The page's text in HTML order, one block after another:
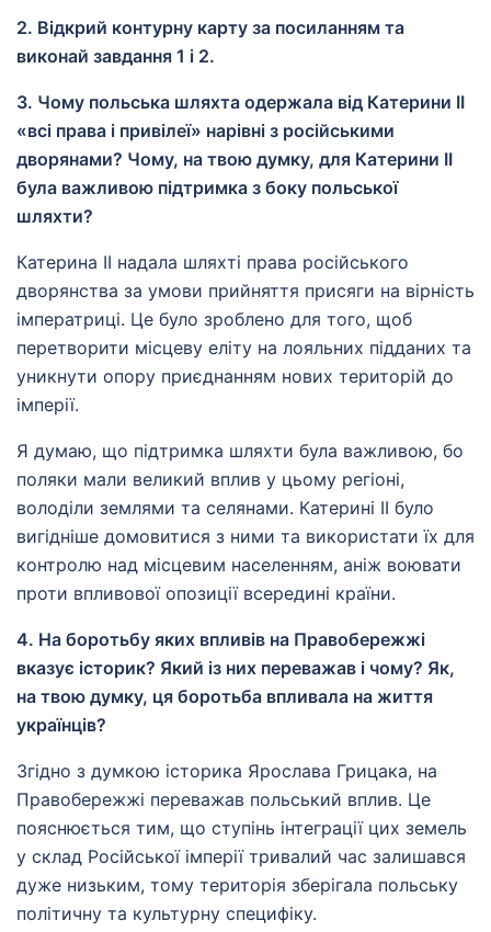
2. Відкрий контурну карту за посиланням та
виконай завдання 1 і 2.
3. Чому польська шляхта одержала від Катерини ІІ
«всі права і привілеї» нарівні з російськими
дворянами? Чому, на твою думку, для Катерини ІІ
була важливою підтримка з боку польської
шляхти?
Катерина ІІ надала шляхті права російського
дворянства за умови прийняття присяги на вірність
імператриці. Це було зроблено для того, щоб
перетворити місцеву еліту на лояльних підданих та
уникнути опору приєднанням нових територій до
імперії.
Я думаю, що підтримка шляхти була важливою, бо
поляки мали великий вплив у цьому регіоні,
володіли землями та селянами. Катерині ІІ було
вигідніше домовитися з ними та використати їх для
контролю над місцевим населенням, аніж воювати
проти впливової опозиції всередині країни.
4. На боротьбу яких впливів на Правобережжі
вказує історик? Який із них переважав і чому? Як,
на твою думку, ця боротьба впливала на життя
українців?
Згідно з думкою історика Ярослава Грицака, на
Правобережжі переважав польський вплив. Це
пояснюється тим, що ступінь інтеграції цих земель
у склад Російської імперії тривалий час залишався
дуже низьким, тому територія зберігала польську
політичну та культурну специфіку.